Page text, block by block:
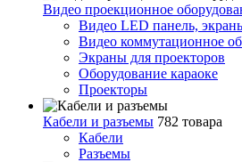
Видео проекционное
Видео LED панель,
Видео коммутационное
Экраны для проекторов
Оборудование караоке
Проекторы
Кабели и разъемы 782 товара
Кабели
Разъемы